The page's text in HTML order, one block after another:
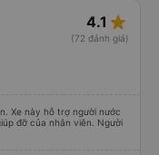
4.1 star_rate
(72 đánh giá)
Xe này hỗ trợ người nước
đỡ của nhân viên. Người